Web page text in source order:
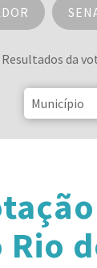
Resultados da
Rio